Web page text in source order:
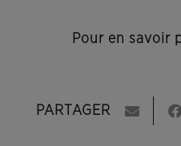
Pour en savoir
PARTAGER